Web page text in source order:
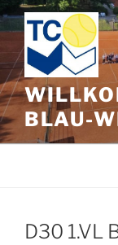
Zum
Inhalt
springen
BLAU-
D30 1.VL